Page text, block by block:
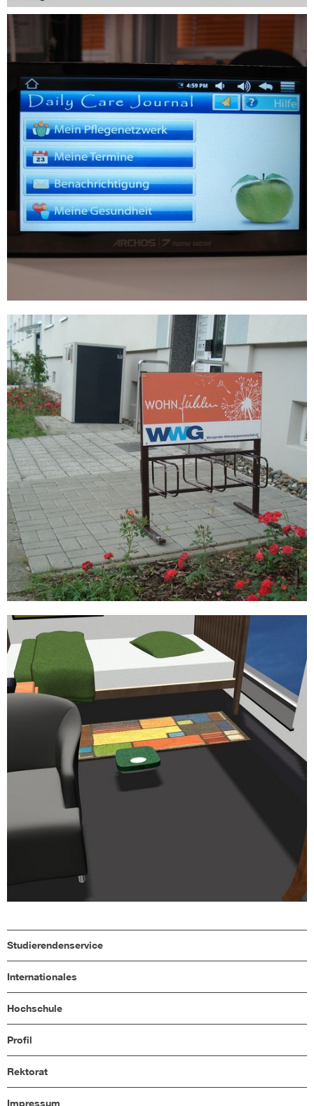
Studierendenservice
Internationales
Hochschule
Profil
Rektorat
Impressum